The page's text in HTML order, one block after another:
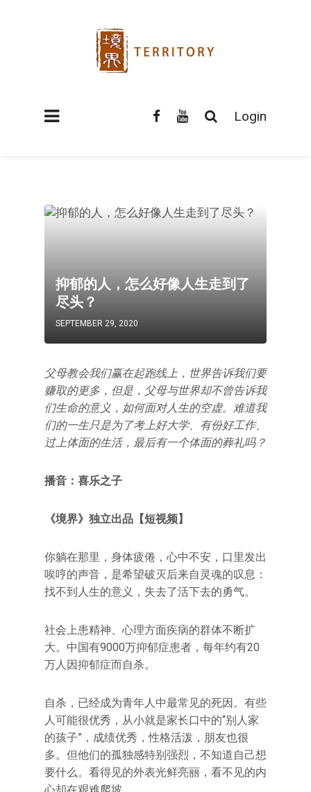
Login
抑郁的人，怎么好像人生走到了
尽头？
SEPTEMBER 29, 2020
父母教会我们赢在起跑线上，世界告诉我们要
赚取的更多，但是，父母与世界却不曾告诉我
们生命的意义，如何面对人生的空虚。难道我
们的一生只是为了考上好大学、有份好工作、
过上体面的生活，最后有一个体面的葬礼吗？
播音：喜乐之子
《境界》独立出品【短视频】
你躺在那里，身体疲倦，心中不安，口里发出
唉哼的声音，是希望破灭后来自灵魂的叹息：
找不到人生的意义，失去了活下去的勇气。
社会上患精神、心理方面疾病的群体不断扩
大。中国有9000万抑郁症患者，每年约有20
万人因抑郁症而自杀。
自杀，已经成为青年人中最常见的死因。有些
人可能很优秀，从小就是家长口中的“别人家
的孩子”，成绩优秀，性格活泼，朋友也很
多。但他们的孤独感特别强烈，不知道自己想
要什么。看得见的外表光鲜亮丽，看不见的内